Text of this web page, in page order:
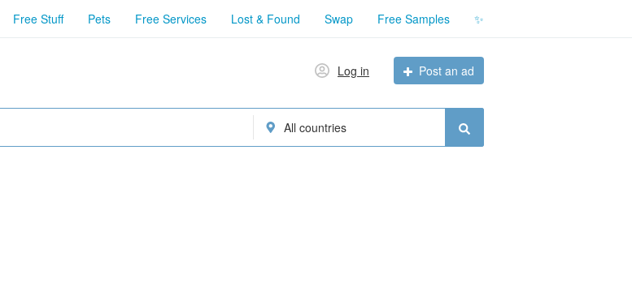
Free Stuff Pets Free Services Lost & Found Swap Free Samples ✨
Log in Post an ad
All countries